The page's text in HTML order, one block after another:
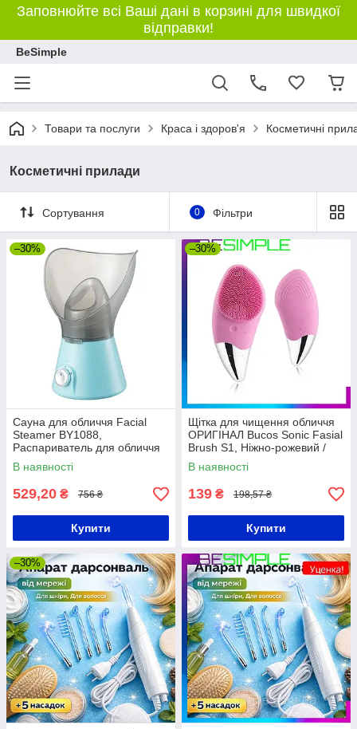
Заповнюйте всі Ваші дані в корзині для швидкої
відправки!
BeSimple
Товари та послуги Краса і здоров'я Косметичні
Косметичні прилади
Сортування 0 Фільтри
–30%
Сауна для обличчя Facial
Steamer BY1088,
Распариватель для обличчя
В наявності
529,20 ₴ 756 ₴
Купити
–30%
Щітка для чищення обличчя
ОРИГІНАЛ Bucos Sonic Fasial
Brush S1, Ніжно-рожевий /
Електрична щітка для
обличчя
В наявності
139 ₴ 198,57 ₴
Купити
–30%